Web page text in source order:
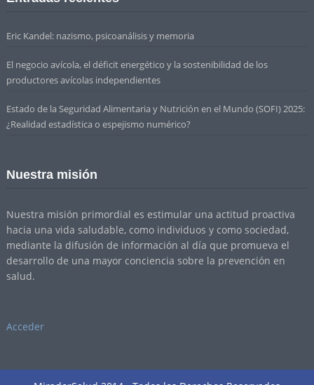
Eric Kandel: nazismo, psicoanálisis y memoria
El negocio avícola, el déficit energético y la sostenibilidad de los
productores avícolas independientes
Estado de la Seguridad Alimentaria y Nutrición en el Mundo (SOFI) 2025:
¿Realidad estadística o espejismo numérico?
Nuestra misión
Nuestra misión primordial es estimular una actitud proactiva
hacia una vida saludable, como individuos y como sociedad,
mediante la difusión de información al día que promueva el
desarrollo de una mayor conciencia sobre la prevención en
salud.
Acceder